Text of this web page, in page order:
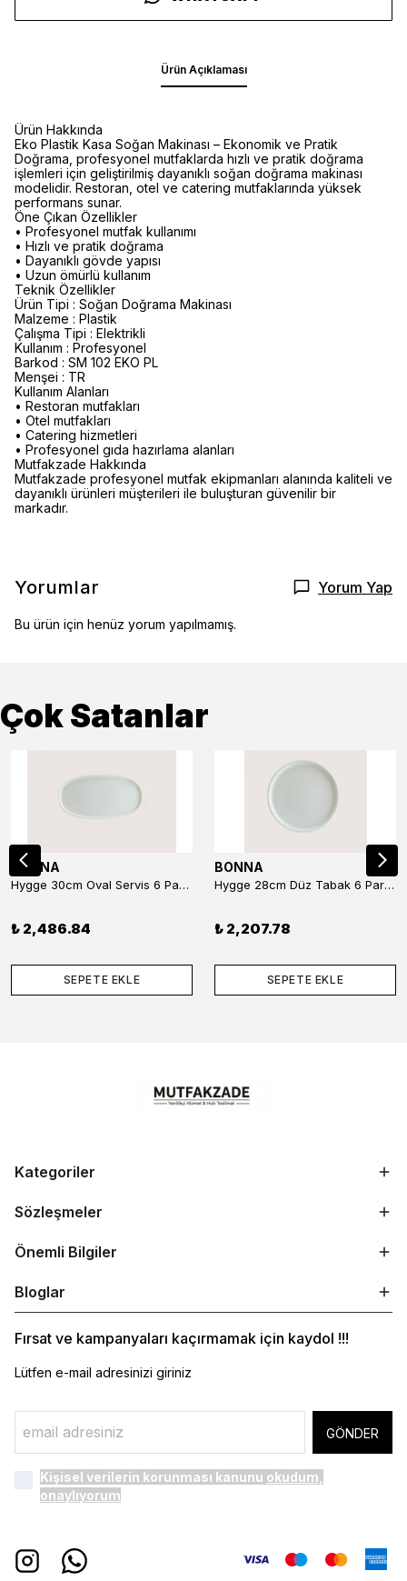
Ürün Açıklaması
Ürün Hakkında
Eko Plastik Kasa Soğan Makinası – Ekonomik ve Pratik
Doğrama, profesyonel mutfaklarda hızlı ve pratik doğrama
işlemleri için geliştirilmiş dayanıklı soğan doğrama makinası
modelidir. Restoran, otel ve catering mutfaklarında yüksek
performans sunar.
Öne Çıkan Özellikler
• Profesyonel mutfak kullanımı
• Hızlı ve pratik doğrama
• Dayanıklı gövde yapısı
• Uzun ömürlü kullanım
Teknik Özellikler
Ürün Tipi : Soğan Doğrama Makinası
Malzeme : Plastik
Çalışma Tipi : Elektrikli
Kullanım : Profesyonel
Barkod : SM 102 EKO PL
Menşei : TR
Kullanım Alanları
• Restoran mutfakları
• Otel mutfakları
• Catering hizmetleri
• Profesyonel gıda hazırlama alanları
Mutfakzade Hakkında
Mutfakzade profesyonel mutfak ekipmanları alanında kaliteli ve
dayanıklı ürünleri müşterileri ile buluşturan güvenilir bir
markadır.
Yorumlar Yorum Yap
Bu ürün için henüz yorum yapılmamış.
Çok Satanlar
BONNA
Hygge 30cm Oval Servis 6 Parça
₺ 2,486.84
SEPETE EKLE
BONNA
Hygge 28cm Düz Tabak 6 Parça
₺ 2,207.78
SEPETE EKLE
Kategoriler
Sözleşmeler
Önemli Bilgiler
Bloglar
Fırsat ve kampanyaları kaçırmamak için kaydol !!!
Lütfen e-mail adresinizi giriniz
GÖNDER
Kişisel verilerin korunması kanunu okudum,
onaylıyorum